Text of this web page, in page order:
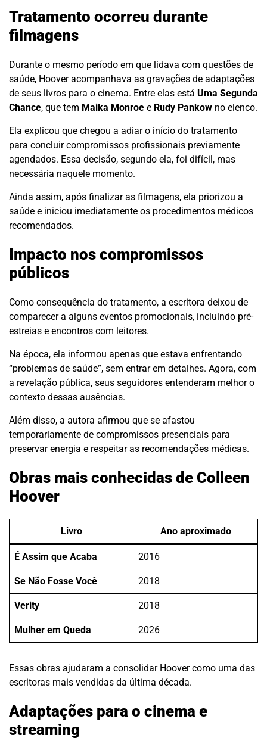
Tratamento ocorreu durante
filmagens
Durante o mesmo período em que lidava com questões de
saúde, Hoover acompanhava as gravações de adaptações
de seus livros para o cinema. Entre elas está Uma Segunda
Chance, que tem Maika Monroe e Rudy Pankow no elenco.
Ela explicou que chegou a adiar o início do tratamento
para concluir compromissos profissionais previamente
agendados. Essa decisão, segundo ela, foi difícil, mas
necessária naquele momento.
Ainda assim, após finalizar as filmagens, ela priorizou a
saúde e iniciou imediatamente os procedimentos médicos
recomendados.
Impacto nos compromissos
públicos
Como consequência do tratamento, a escritora deixou de
comparecer a alguns eventos promocionais, incluindo pré-
estreias e encontros com leitores.
Na época, ela informou apenas que estava enfrentando
“problemas de saúde”, sem entrar em detalhes. Agora, com
a revelação pública, seus seguidores entenderam melhor o
contexto dessas ausências.
Além disso, a autora afirmou que se afastou
temporariamente de compromissos presenciais para
preservar energia e respeitar as recomendações médicas.
Obras mais conhecidas de Colleen
Hoover
Livro Ano aproximado
É Assim que Acaba 2016
Se Não Fosse Você 2018
Verity 2018
Mulher em Queda 2026
Essas obras ajudaram a consolidar Hoover como uma das
escritoras mais vendidas da última década.
Adaptações para o cinema e
streaming